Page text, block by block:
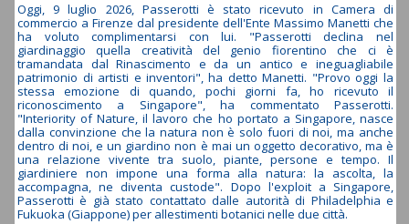
Oggi, 9 luglio 2026, Passerotti è stato ricevuto in Camera di
commercio a Firenze dal presidente dell'Ente Massimo Manetti che
ha voluto complimentarsi con lui. "Passerotti declina nel
giardinaggio quella creatività del genio fiorentino che ci è
tramandata dal Rinascimento e da un antico e ineguagliabile
patrimonio di artisti e inventori", ha detto Manetti. "Provo oggi la
stessa emozione di quando, pochi giorni fa, ho ricevuto il
riconoscimento a Singapore", ha commentato Passerotti.
"Interiority of Nature, il lavoro che ho portato a Singapore, nasce
dalla convinzione che la natura non è solo fuori di noi, ma anche
dentro di noi, e un giardino non è mai un oggetto decorativo, ma è
una relazione vivente tra suolo, piante, persone e tempo. Il
giardiniere non impone una forma alla natura: la ascolta, la
accompagna, ne diventa custode". Dopo l'exploit a Singapore,
Passerotti è già stato contattato dalle autorità di Philadelphia e
Fukuoka (Giappone) per allestimenti botanici nelle due città.